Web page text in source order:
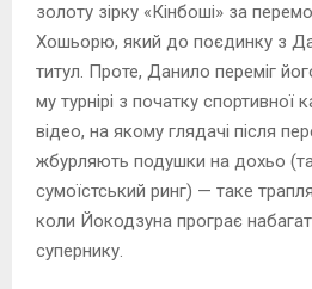
золоту зірку «Кінбоші» за
Хошьорю, який до поєдинку з
титул. Проте, Данило переміг
му турнірі з початку спортивної
відео, на якому глядачі після
жбурляють подушки на дохьо
сумоїстський ринг) — таке
коли Йокодзуна програє
супернику.